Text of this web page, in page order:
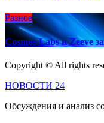
Разное
Cosmos Labs и Zeeve
Copyright © All rights
НОВОСТИ 24
Обсуждения и анализ